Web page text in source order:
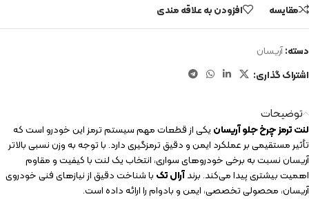
مقایسه افزودن به علاقه مندی
دسته:آریسان
اشتراک گذاری:
توضیحات
لنت ترمز چرخ جلو آریسان یکی از قطعات مهم سیستم ترمز این خودرو است که
تأثیر مستقیمی بر عملکرد ایمن و دقیق ترمزگیری دارد. با توجه به وزن نسبی بالاتر
آریسان نسبت به برخی خودروهای سواری، انتخاب یک لنت با کیفیت و مقاوم
اهمیت بیشتری پیدا می‌کند. برندآرال تک با شناخت دقیق از نیازهای فنی خودروی
آریسان، محصولی تخصصی، ایمن و بادوام را ارائه داده است.